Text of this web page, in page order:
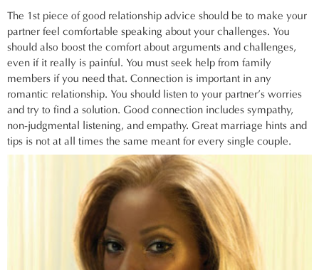
The 1st piece of good relationship advice should be to make your
partner feel comfortable speaking about your challenges. You
should also boost the comfort about arguments and challenges,
even if it really is painful. You must seek help from family
members if you need that. Connection is important in any
romantic relationship. You should listen to your partner’s worries
and try to find a solution. Good connection includes sympathy,
non-judgmental listening, and empathy. Great marriage hints and
tips is not at all times the same meant for every single couple.